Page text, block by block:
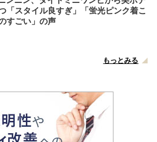
「スタイル良すぎ」「蛍光ピンク着こ
すごい」の声
もっとみる